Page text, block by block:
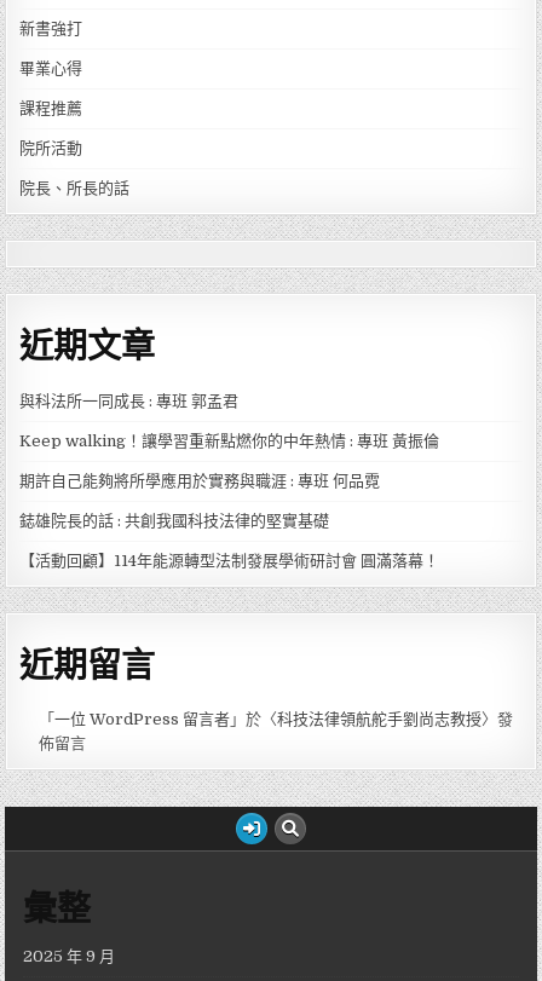
新書強打
畢業心得
課程推薦
院所活動
院長、所長的話
近期文章
與科法所一同成長 : 專班 郭孟君
Keep walking！讓學習重新點燃你的中年熱情 : 專班 黃振倫
期許自己能夠將所學應用於實務與職涯 : 專班 何品霓
鋕雄院長的話 : 共創我國科技法律的堅實基礎
【活動回顧】114年能源轉型法制發展學術研討會 圓滿落幕！
近期留言
「一位 WordPress 留言者 」於〈科技法律領航舵手劉尚志教授〉發
佈留言
彙整
2025 年 9 月